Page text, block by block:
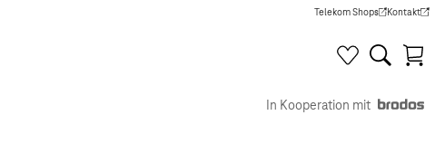
Telekom Shops
(Wird in einem neuen Tab
Kontakt
(Wird in
In Kooperation mit